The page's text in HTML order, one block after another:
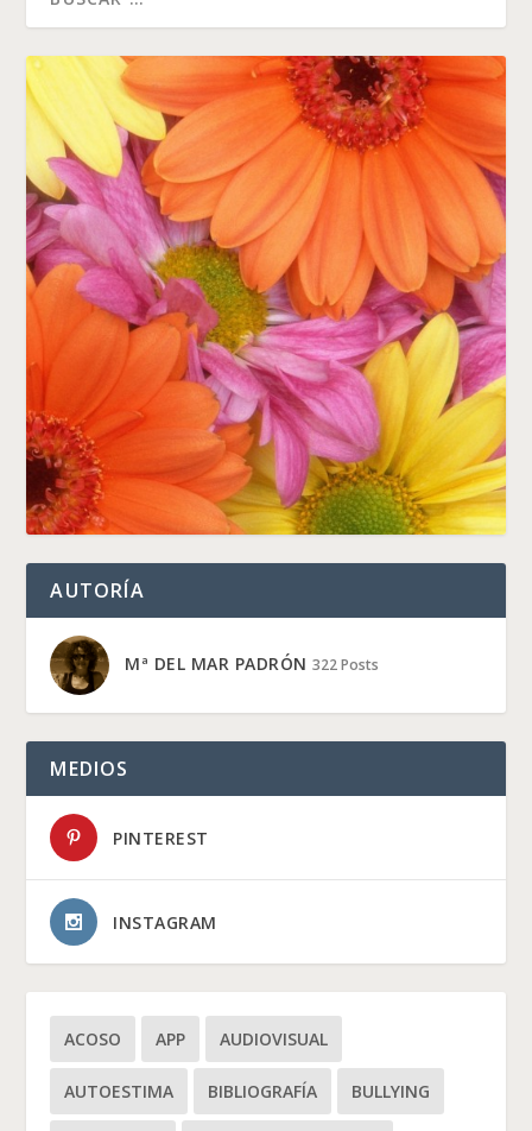
AUTORÍA
Mª DEL MAR PADRÓN 322 Posts
MEDIOS
PINTEREST
INSTAGRAM
ACOSO APP AUDIOVISUAL
AUTOESTIMA BIBLIOGRAFÍA BULLYING